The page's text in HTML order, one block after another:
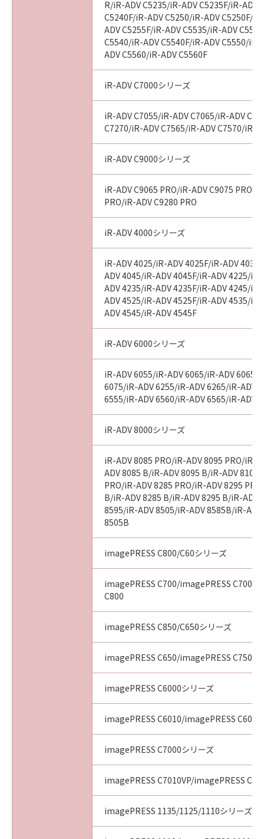
R/iR-ADV C5235/iR-ADV C5235F/iR-ADV
C5240F/iR-ADV C5250/iR-ADV C5250F/
ADV C5255F/iR-ADV C5535/iR-ADV
C5540/iR-ADV C5540F/iR-ADV C5550/iR-
ADV C5560/iR-ADV C5560F
iR-ADV C7000シリーズ
iR-ADV C7055/iR-ADV C7065/iR-ADV
C7270/iR-ADV C7565/iR-ADV C7570/iR-
iR-ADV C9000シリーズ
iR-ADV C9065 PRO/iR-ADV C9075 PRO/
PRO/iR-ADV C9280 PRO
iR-ADV 4000シリーズ
iR-ADV 4025/iR-ADV 4025F/iR-ADV
ADV 4045/iR-ADV 4045F/iR-ADV 4225/
ADV 4235/iR-ADV 4235F/iR-ADV 4245/
ADV 4525/iR-ADV 4525F/iR-ADV 4535/
ADV 4545/iR-ADV 4545F
iR-ADV 6000シリーズ
iR-ADV 6055/iR-ADV 6065/iR-ADV 6065-
6075/iR-ADV 6255/iR-ADV 6265/iR-ADV
6555/iR-ADV 6560/iR-ADV 6565/iR-ADV
iR-ADV 8000シリーズ
iR-ADV 8085 PRO/iR-ADV 8095 PRO/iR-
ADV 8085 B/iR-ADV 8095 B/iR-ADV 8105
PRO/iR-ADV 8285 PRO/iR-ADV 8295
B/iR-ADV 8285 B/iR-ADV 8295 B/iR-ADV
8595/iR-ADV 8505/iR-ADV 8585B/iR-
8505B
imagePRESS C800/C60シリーズ
imagePRESS C700/imagePRESS C700L/
C800
imagePRESS C850/C650シリーズ
imagePRESS C650/imagePRESS C750/
imagePRESS C6000シリーズ
imagePRESS C6010/imagePRESS C6011
imagePRESS C7000シリーズ
imagePRESS C7010VP/imagePRESS
imagePRESS 1135/1125/1110シリーズ